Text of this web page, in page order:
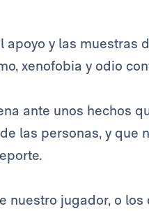
apoyo y las muestras
xenofobia y odio
ante unos hechos
las personas, y que
nuestro jugador, o